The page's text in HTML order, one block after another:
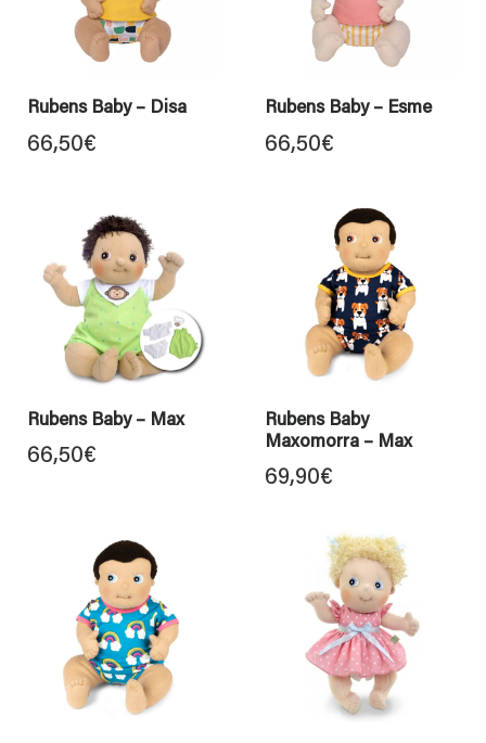
Rubens Baby – Disa
66,50€
Rubens Baby – Esme
66,50€
Rubens Baby – Max
66,50€
Rubens Baby
Maxomorra – Max
69,90€